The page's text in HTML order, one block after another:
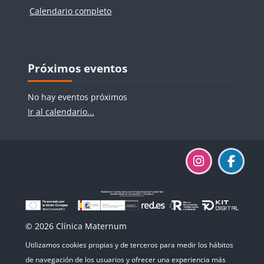
Calendario completo
Bloques
Próximos eventos
No hay eventos próximos
Ir al calendario...
© 2026 Clínica Maternum
Utilizamos cookies propias y de terceros para medir los hábitos
de navegación de los usuarios y ofrecer una experiencia más